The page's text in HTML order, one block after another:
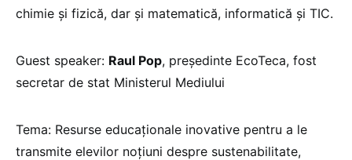
chimie și fizică, dar și matematică, informatică și TIC.
Guest speaker: Raul Pop, președinte EcoTeca, fost
secretar de stat Ministerul Mediului
Tema: Resurse educaționale inovative pentru a le
transmite elevilor noțiuni despre sustenabilitate,